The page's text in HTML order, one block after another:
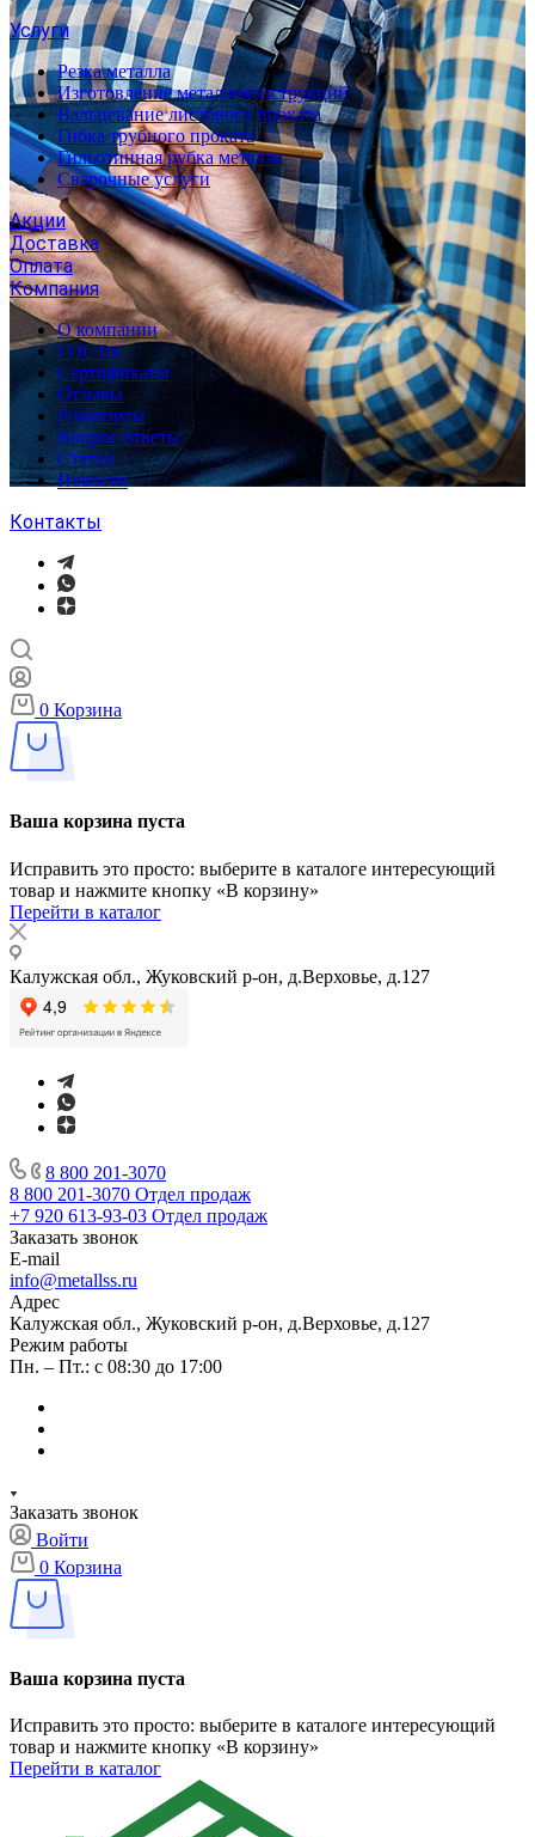
Услуги
Резка металла
Изготовление металлоконструкций
Вальцевание листового проката
Гибка трубного проката
Гильотинная рубка металла
Сварочные услуги
Акции
Доставка
Оплата
Компания
О компании
ГОСТы
Сертификаты
Отзывы
Реквизиты
Вопрос ответы
Статьи
Новости
Контакты
0 Корзина
Ваша корзина пуста
Исправить это просто: выберите в каталоге интересующий
товар и нажмите кнопку «В корзину»
Перейти в каталог
Калужская обл., Жуковский р-он, д.Верховье, д.127
8 800 201-3070
8 800 201-3070 Отдел продаж
+7 920 613-93-03 Отдел продаж
Заказать звонок
E-mail
info@metallss.ru
Адрес
Калужская обл., Жуковский р-он, д.Верховье, д.127
Режим работы
Пн. – Пт.: с 08:30 до 17:00
Заказать звонок
Войти
0 Корзина
Ваша корзина пуста
Исправить это просто: выберите в каталоге интересующий
товар и нажмите кнопку «В корзину»
Перейти в каталог